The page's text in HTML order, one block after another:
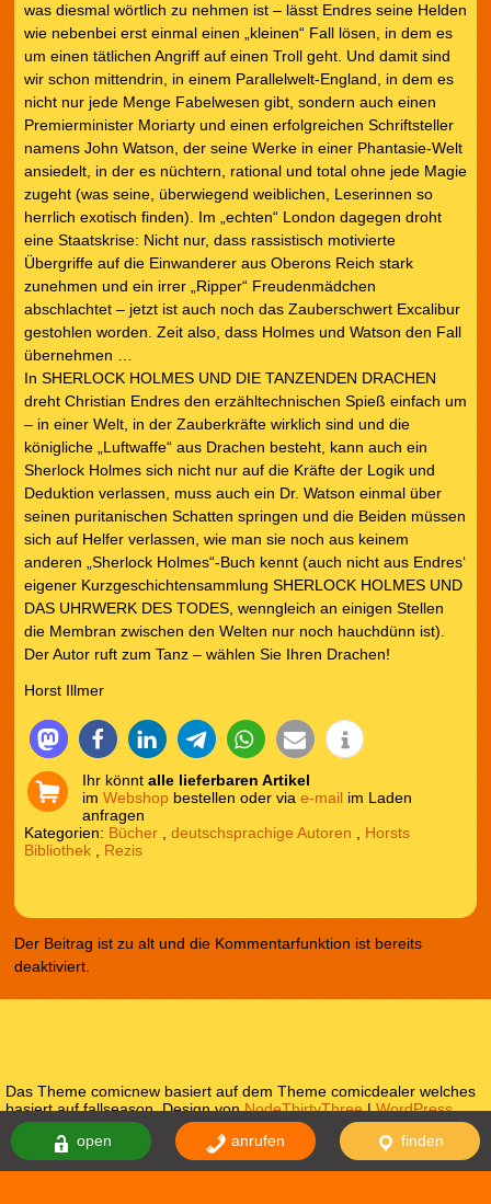
open anrufen finden
was diesmal wörtlich zu nehmen ist – lässt Endres seine Helden
wie nebenbei erst einmal einen „kleinen“ Fall lösen, in dem es
um einen tätlichen Angriff auf einen Troll geht. Und damit sind
wir schon mittendrin, in einem Parallelwelt-England, in dem es
nicht nur jede Menge Fabelwesen gibt, sondern auch einen
Premierminister Moriarty und einen erfolgreichen Schriftsteller
namens John Watson, der seine Werke in einer Phantasie-Welt
ansiedelt, in der es nüchtern, rational und total ohne jede Magie
zugeht (was seine, überwiegend weiblichen, Leserinnen so
herrlich exotisch finden). Im „echten“ London dagegen droht
eine Staatskrise: Nicht nur, dass rassistisch motivierte
Übergriffe auf die Einwanderer aus Oberons Reich stark
zunehmen und ein irrer „Ripper“ Freudenmädchen
abschlachtet – jetzt ist auch noch das Zauberschwert Excalibur
gestohlen worden. Zeit also, dass Holmes und Watson den Fall
übernehmen …
In SHERLOCK HOLMES UND DIE TANZENDEN DRACHEN
dreht Christian Endres den erzähltechnischen Spieß einfach um
– in einer Welt, in der Zauberkräfte wirklich sind und die
königliche „Luftwaffe“ aus Drachen besteht, kann auch ein
Sherlock Holmes sich nicht nur auf die Kräfte der Logik und
Deduktion verlassen, muss auch ein Dr. Watson einmal über
seinen puritanischen Schatten springen und die Beiden müssen
sich auf Helfer verlassen, wie man sie noch aus keinem
anderen „Sherlock Holmes“-Buch kennt (auch nicht aus Endres‘
eigener Kurzgeschichtensammlung SHERLOCK HOLMES UND
DAS UHRWERK DES TODES, wenngleich an einigen Stellen
die Membran zwischen den Welten nur noch hauchdünn ist).
Der Autor ruft zum Tanz – wählen Sie Ihren Drachen!
Horst Illmer
Ihr könnt alle lieferbaren Artikel
im Webshop bestellen oder via e-mail im Laden
anfragen
Kategorien: Bücher, deutschsprachige Autoren
Horsts
Bibliothek, Rezis
Der Beitrag ist zu alt und die Kommentarfunktion ist bereits
deaktiviert.
Impressum Datenschutzerklärung
Das Theme comicnew basiert auf dem Theme comicdealer welches
basiert auf fallseason. Design vonNodeThirtyThree|WordPress
Themes